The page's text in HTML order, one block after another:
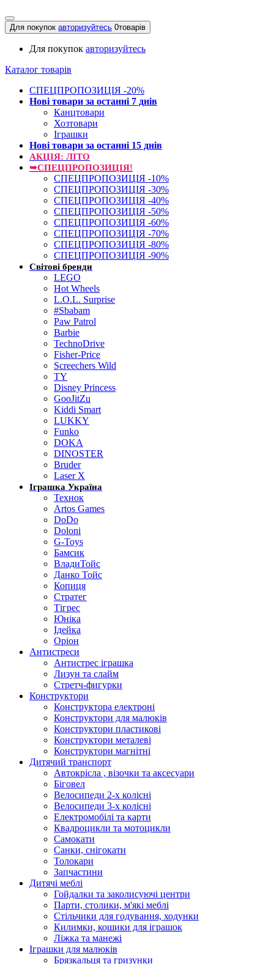
Для покупок авторизуйтесь 0товарів
Для покупок авторизуйтесь
Каталог товарів
СПЕЦПРОПОЗИЦІЯ -20%
Нові товари за останнi 7 днiв
Канцтовари
Хозтовари
Іграшки
Нові товари за останнi 15 днiв
АКЦІЯ: ЛІТО
➥СПЕЦПРОПОЗИЦІЯ!
СПЕЦПРОПОЗИЦІЯ -10%
СПЕЦПРОПОЗИЦІЯ -30%
СПЕЦПРОПОЗИЦІЯ -40%
СПЕЦПРОПОЗИЦІЯ -50%
СПЕЦПРОПОЗИЦІЯ -60%
СПЕЦПРОПОЗИЦІЯ -70%
СПЕЦПРОПОЗИЦІЯ -80%
СПЕЦПРОПОЗИЦІЯ -90%
Світові бренди
LEGO
Hot Wheels
L.O.L. Surprise
#Sbabam
Paw Patrol
Barbie
TechnoDrive
Fisher-Price
Screechers Wild
TY
Disney Princess
GooJitZu
Kiddi Smart
LUKKY
Funko
DOKA
DINOSTER
Bruder
Laser X
Іграшка Україна
Технок
Artos Games
DoDo
Doloni
G-Toys
Бамсик
ВладиТойс
Данко Тойс
Копиця
Стратег
Тігрес
Юніка
Ідейка
Оріон
Антистреси
Антистрес іграшка
Лизун та слайм
Стретч-фигурки
Конструктори
Конструктора електроні
Конструктори для малюків
Конструктори пластикові
Конструктори металеві
Конструктори магнітні
Дитячий транспорт
Автокрісла , візочки та аксесуари
Біговел
Велосипеди 2-х колісні
Велосипеди 3-х колісні
Електромобілі та карти
Квадроцикли та мотоцикли
Самокати
Санки, снігокати
Толокари
Запчастини
Дитячі меблі
Гойдалки та заколисуючі центри
Парти, столики, м'які меблі
Стільчики для годування, ходунки
Килимки, кошики для іграшок
Ліжка та манежі
Іграшки для малюків
Брязкальця та гризунки